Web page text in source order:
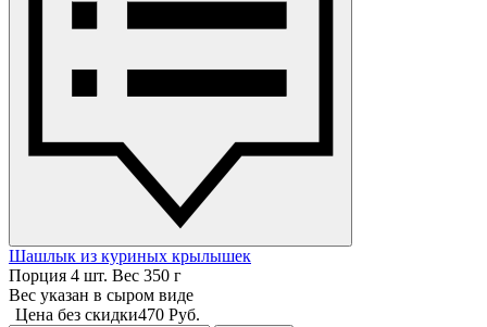
Шашлык из куриных крылышек
Порция 4 шт. Вес 350 г
Вес указан в сыром виде
Цена без скидки470 Руб.